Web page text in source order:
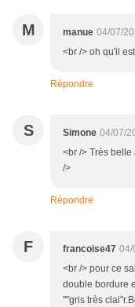
M manue 04/07/
<br /> oh qu'il
Répondre
S Simone 04/07/
<br /> Très
/>
Répondre
F francoise47 04/
<br /> pour ce
double bordure
""gris très